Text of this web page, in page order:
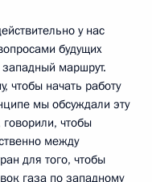
у нас
будущих
маршрут.
чтобы начать работу
мы обсуждали эту
чтобы
между
для того, чтобы
газа по западному